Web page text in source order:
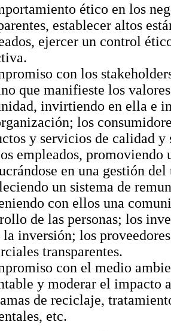
ético en los
establecer altos
ejercer un control
con los
que manifieste los
invirtiendo en ella e
los
y servicios de calidad
empleados, promoviendo
en una gestión
un sistema de
con ellos una
de las personas; los
la inversión; los
transparentes.
con el medio
y moderar el impacto
de reciclaje,
etc.